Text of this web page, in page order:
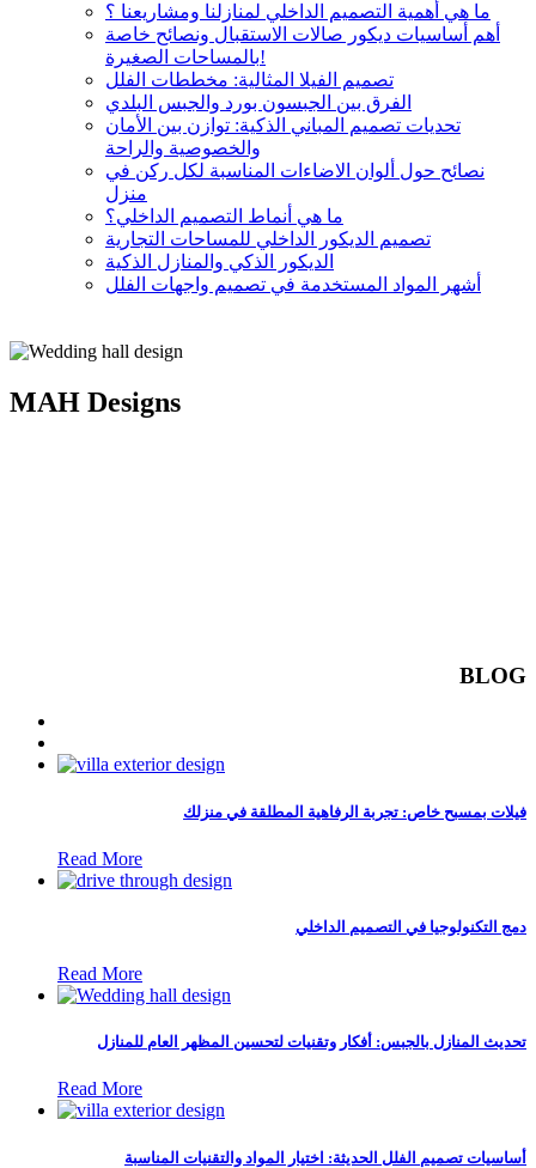
ما هي أهمية التصميم الداخلي لمنازلنا ومشاريعنا ؟
أهم أساسيات ديكور صالات الاستقبال ونصائح خاصة
بالمساحات الصغيرة!
تصميم الفيلا المثالية: مخططات الفلل
الفرق بين الجبسون بورد والجبس البلدي
تحديات تصميم المباني الذكية: توازن بين الأمان
والخصوصية والراحة
نصائح حول ألوان الاضاءات المناسبة لكل ركن في
منزل
ما هي أنماط التصميم الداخلي؟
تصميم الديكور الداخلي للمساحات التجارية
الديكور الذكي والمنازل الذكية
أشهر المواد المستخدمة في تصميم واجهات الفلل
MAH Designs
BLOG
فيلات بمسبح خاص: تجربة الرفاهية المطلقة في منزلك
Read More
دمج التكنولوجيا في التصميم الداخلي
Read More
تحديث المنازل بالجبس: أفكار وتقنيات لتحسين المظهر العام للمنازل
Read More
أساسيات تصميم الفلل الحديثة: اختيار المواد والتقنيات المناسبة